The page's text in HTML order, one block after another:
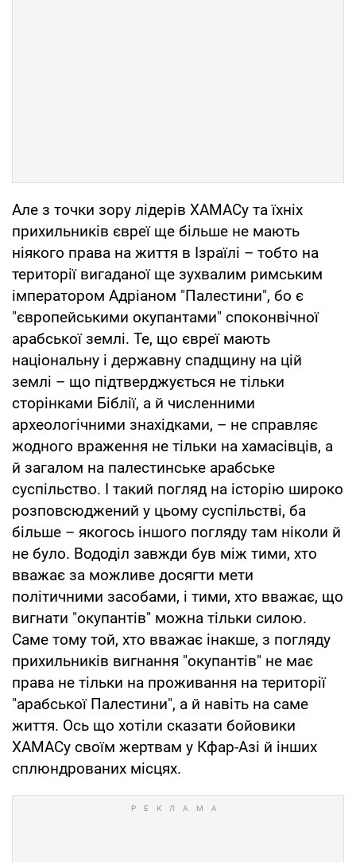
Але з точки зору лідерів ХАМАСу та їхніх
прихильників євреї ще більше не мають
ніякого права на життя в Ізраїлі – тобто на
території вигаданої ще зухвалим римським
імператором Адріаном "Палестини", бо є
"європейськими окупантами" споконвічної
арабської землі. Те, що євреї мають
національну і державну спадщину на цій
землі – що підтверджується не тільки
сторінками Біблії, а й численними
археологічними знахідками, – не справляє
жодного враження не тільки на хамасівців, а
й загалом на палестинське арабське
суспільство. І такий погляд на історію широко
розповсюджений у цьому суспільстві, ба
більше – якогось іншого погляду там ніколи й
не було. Вододіл завжди був між тими, хто
вважає за можливе досягти мети
політичними засобами, і тими, хто вважає, що
вигнати "окупантів" можна тільки силою.
Саме тому той, хто вважає інакше, з погляду
прихильників вигнання "окупантів" не має
права не тільки на проживання на території
"арабської Палестини", а й навіть на саме
життя. Ось що хотіли сказати бойовики
ХАМАСу своїм жертвам у Кфар-Азі й інших
сплюндрованих місцях.